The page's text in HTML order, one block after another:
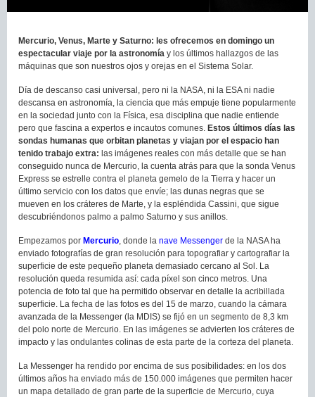
Mercurio, Venus, Marte y Saturno: les ofrecemos en domingo un
espectacular viaje por la astronomía y los últimos hallazgos de las
máquinas que son nuestros ojos y orejas en el Sistema Solar.
Día de descanso casi universal, pero ni la NASA, ni la ESA ni nadie
descansa en astronomía, la ciencia que más empuje tiene popularmente
en la sociedad junto con la Física, esa disciplina que nadie entiende
pero que fascina a expertos e incautos comunes. Estos últimos días las
sondas humanas que orbitan planetas y viajan por el espacio han
tenido trabajo extra: las imágenes reales con más detalle que se han
conseguido nunca de Mercurio, la cuenta atrás para que la sonda Venus
Express se estrelle contra el planeta gemelo de la Tierra y hacer un
último servicio con los datos que envíe; las dunas negras que se
mueven en los cráteres de Marte, y la espléndida Cassini, que sigue
descubriéndonos palmo a palmo Saturno y sus anillos.
Empezamos por Mercurio, donde la nave Messenger de la NASA ha
enviado fotografías de gran resolución para topografiar y cartografiar la
superficie de este pequeño planeta demasiado cercano al Sol. La
resolución queda resumida así: cada píxel son cinco metros. Una
potencia de foto tal que ha permitido observar en detalle la acribillada
superficie. La fecha de las fotos es del 15 de marzo, cuando la cámara
avanzada de la Messenger (la MDIS) se fijó en un segmento de 8,3 km
del polo norte de Mercurio. En las imágenes se advierten los cráteres de
impacto y las ondulantes colinas de esta parte de la corteza del planeta.
La Messenger ha rendido por encima de sus posibilidades: en los dos
últimos años ha enviado más de 150.000 imágenes que permiten hacer
un mapa detallado de gran parte de la superficie de Mercurio, cuya